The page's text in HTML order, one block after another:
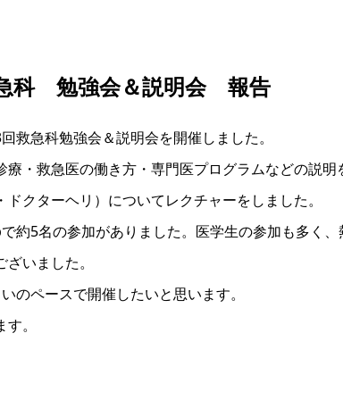
科 勉強会＆説明会 報告
救急科勉強会＆説明会を開催しました。
療・救急医の働き方・専門医プログラムなどの説
ドクターヘリ）についてレクチャーをしました。
約5名の参加がありました。医学生の参加も多く
いました。
のペースで開催したいと思います。
。